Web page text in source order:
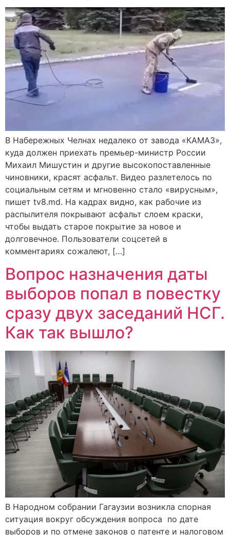
В Набережных Челнах недалеко от завода «КАМАЗ»,
куда должен приехать премьер-министр России
Михаил Мишустин и другие высокопоставленные
чиновники, красят асфальт. Видео разлетелось по
социальным сетям и мгновенно стало «вирусным»,
пишет tv8.md. На кадрах видно, как рабочие из
распылителя покрывают асфальт слоем краски,
чтобы выдать старое покрытие за новое и
долговечное. Пользователи соцсетей в
комментариях сожалеют, […]
Вопрос назначения даты
выборов попал в повестку
сразу двух заседаний НСГ.
Как так вышло?
В Народном собрании Гагаузии возникла спорная
ситуация вокруг обсуждения вопроса по дате
выборов и по отмене законов о патенте и налоговом